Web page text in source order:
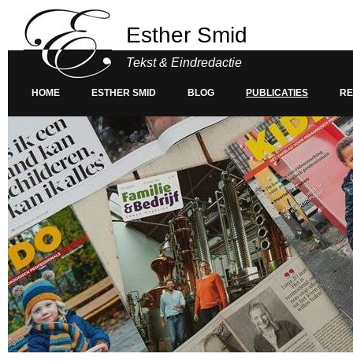
Esther Smid
Tekst & Eindredactie
HOME ESTHER SMID BLOG PUBLICATIES